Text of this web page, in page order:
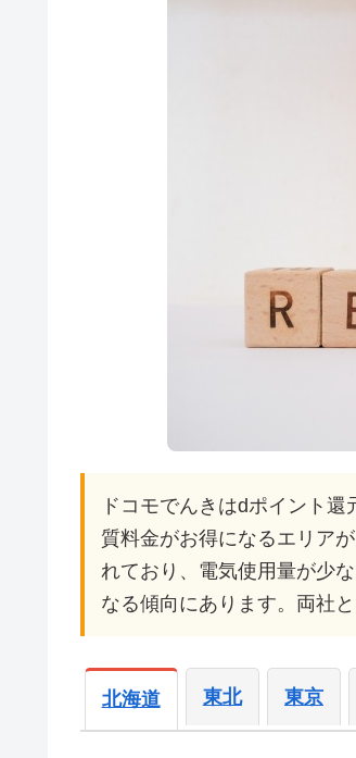
ドコモでんきはdポイント
質料金がお得になるエリア
れており、電気使用量が少
なる傾向にあります。両社
北海道 東北 東京